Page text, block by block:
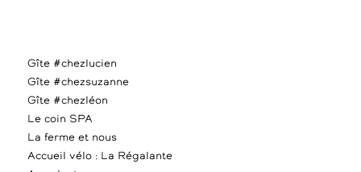
Gîte #chezlucien
Gîte #chezsuzanne
Gîte #chezléon
Le coin SPA
La ferme et nous
Accueil vélo : La Régalante